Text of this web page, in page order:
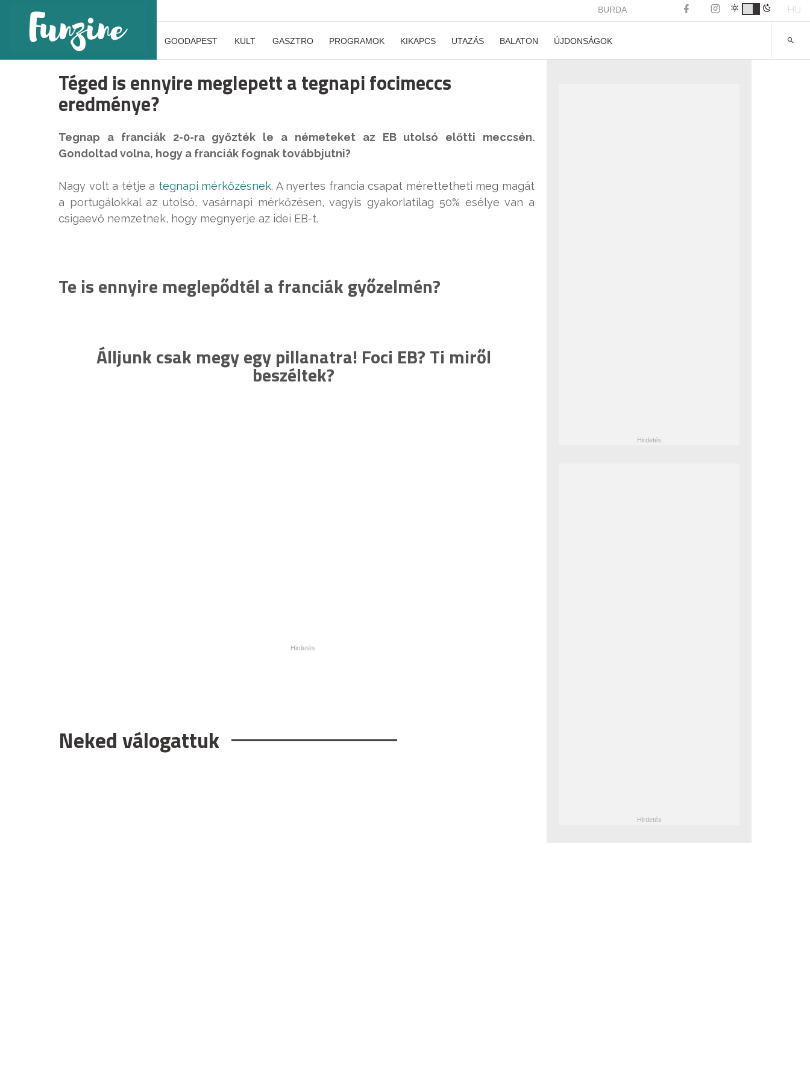
BURDA HU
GOODAPEST KULT GASZTRO PROGRAMOK KIKAPCS UTAZÁS BALATON ÚJDONSÁGOK
Téged is ennyire meglepett a tegnapi focimeccs
eredménye?
Tegnap a franciák 2-0-ra győzték le a németeket az EB utolsó előtti meccsén.
Gondoltad volna, hogy a franciák fognak továbbjutni?
Nagy volt a tétje a tegnapi mérkőzésnek. A nyertes francia csapat mérettetheti meg magát
a portugálokkal az utolsó, vasárnapi mérkőzésen, vagyis gyakorlatilag 50% esélye van a
csigaevő nemzetnek, hogy megnyerje az idei EB-t.
Te is ennyire meglepődtél a franciák győzelmén?
Álljunk csak megy egy pillanatra! Foci EB? Ti miről
beszéltek?
Neked válogattuk